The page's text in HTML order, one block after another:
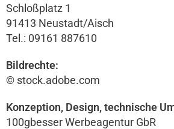
Schloßplatz 1
91413 Neustadt/Aisch
Tel.: 09161 887610
Bildrechte:
© stock.adobe.com
Konzeption, Design, technische
100gbesser Werbeagentur GbR